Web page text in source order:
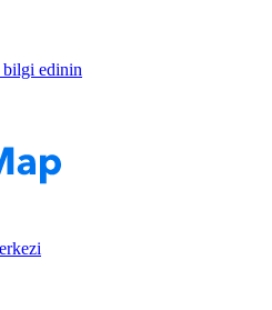
bilgi edinin